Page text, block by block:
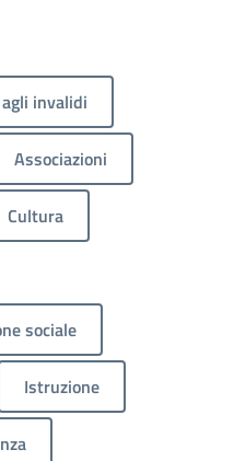
invalidi
Associazioni
Cultura
sociale
Istruzione